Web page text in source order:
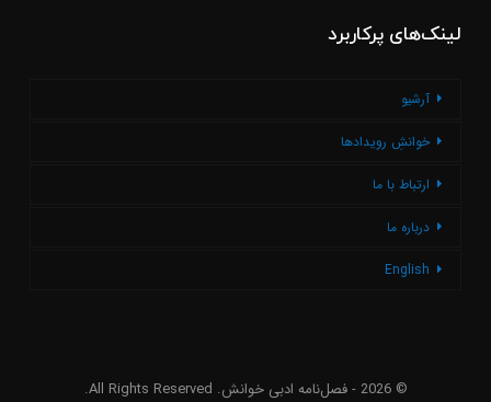
لینک‌های پرکاربرد
آرشیو
خوانشِ رویدادها
ارتباط با ما
درباره ما
English
© 2026 - فصل‌نامه ادبی خوانش. All Rights Reserved.